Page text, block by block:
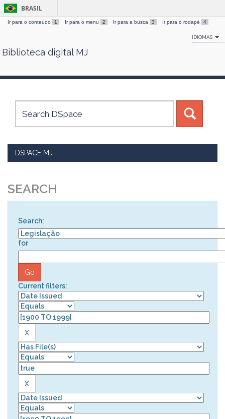
Skip
BRASIL
Ir para o conteúdo 1 Ir para o menu 2 Ir para a busca 3 Ir para o rodapé 4
IDIOMAS
Biblioteca digital MJ
DSPACE MJ
SEARCH
Search:
for
Current filters: